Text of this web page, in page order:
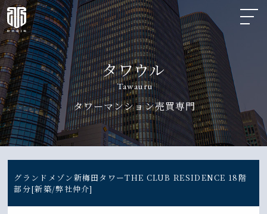
タワウル
Tawauru
タワーマンション売買専門
グランドメゾン新梅田タワーTHE CLUB RESIDENCE 18階
部分[新築/弊社仲介]